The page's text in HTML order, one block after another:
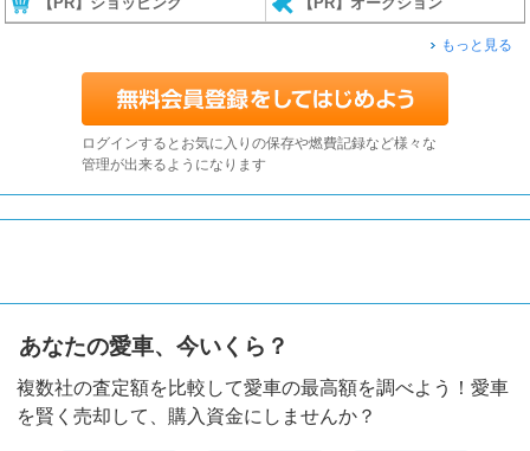
もっと見る
ログインするとお気に入りの保存や燃費記録など様々な
管理が出来るようになります
あなたの愛車、今いくら？
複数社の査定額を比較して愛車の最高額を調べよう！愛車
を賢く売却して、購入資金にしませんか？